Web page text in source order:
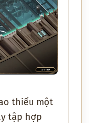
thiếu một
tập hợp